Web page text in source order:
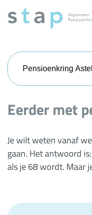
en
naar
Pensioenkring
Eerder met
Je wilt weten vanaf
gaan. Het antwoord
als je 68 wordt. Maar